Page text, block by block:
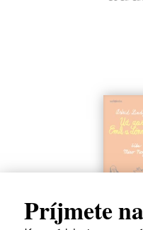
Príjmete
Už zasa Emil z